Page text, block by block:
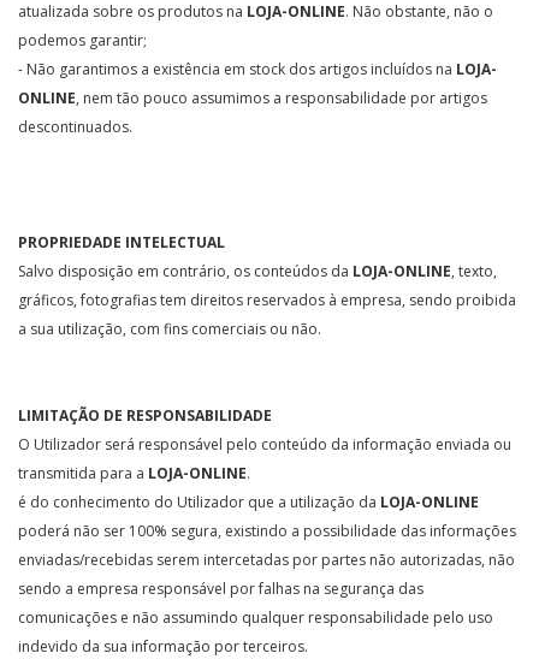
atualizada sobre os produtos na LOJA-ONLINE. Não obstante, não o
podemos garantir;
- Não garantimos a existência em stock dos artigos incluídos na LOJA-
ONLINE, nem tão pouco assumimos a responsabilidade por artigos
descontinuados.
PROPRIEDADE INTELECTUAL
Salvo disposição em contrário, os conteúdos da LOJA-ONLINE, texto,
gráficos, fotografias tem direitos reservados à empresa, sendo proibida
a sua utilização, com fins comerciais ou não.
LIMITAÇÃO DE RESPONSABILIDADE
O Utilizador será responsável pelo conteúdo da informação enviada ou
transmitida para a LOJA-ONLINE.
é do conhecimento do Utilizador que a utilização da LOJA-ONLINE
poderá não ser 100% segura, existindo a possibilidade das informações
enviadas/recebidas serem intercetadas por partes não autorizadas, não
sendo a empresa responsável por falhas na segurança das
comunicações e não assumindo qualquer responsabilidade pelo uso
indevido da sua informação por terceiros.